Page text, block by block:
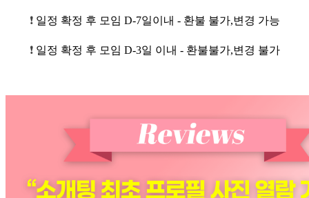
❗일정 확정 후 모임 D-7일이내 - 환불 불가,변경 가능
❗일정 확정 후 모임 D-3일 이내 - 환불불가,변경 불가